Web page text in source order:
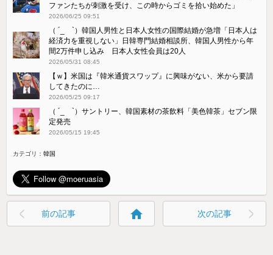
ファンたちが刺激を受け、この時からゴミを拾い始めた」
2026/06/25 09:51
（ ´_ゝ`）韓国人男性と日本人女性の国際結婚が急増「日本人は
経済力を重視しない」日韓専門結婚相談所、韓国人男性から年
間2万件申し込み 日本人女性会員は20人
2026/05/31 08:45
【ｗ】米国は『韓米通貨スワップ』に興味がない、米から要請
してきたのに…
2026/05/25 09:17
（ ´_ゝ`）サントリー、韓国素材の茶飲料「美色韓茶」セブン限
定発売
2026/05/15 19:45
カテゴリ：韓国
前の記事 home 次の記事